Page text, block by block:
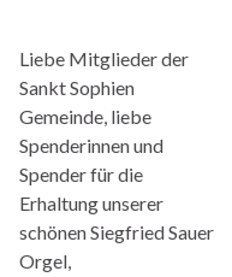
Liebe Mitglieder der
Sankt Sophien
Gemeinde, liebe
Spenderinnen und
Spender für die
Erhaltung unserer
schönen Siegfried Sauer
Orgel,